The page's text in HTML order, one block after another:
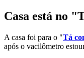
Casa está no
A casa foi para o "Tá
após o vacilômetro